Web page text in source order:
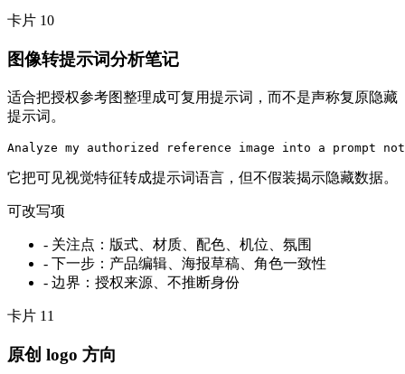
卡片 10
图像转提示词分析笔记
适合把授权参考图整理成可复用提示词，而不是声称复原隐藏
提示词。
Analyze my authorized reference image into a
它把可见视觉特征转成提示词语言，但不假装揭示隐藏数据。
可改写项
- 关注点：版式、材质、配色、机位、氛围
- 下一步：产品编辑、海报草稿、角色一致性
- 边界：授权来源、不推断身份
卡片 11
原创 logo 方向